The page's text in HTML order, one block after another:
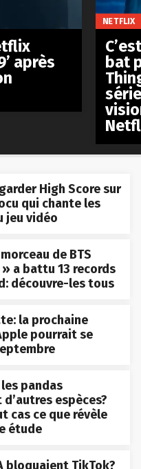
High Score sur
qui chante les
jeu vidéo
de BTS
a battu 13 records
découvre-les tous
la prochaine
pourrait se
pandas
espèces?
cas ce que révèle
étude
bloquaient TikTok?
après
NETFLIX
bat